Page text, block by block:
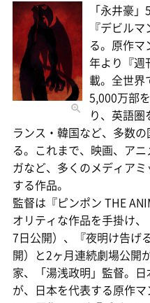
「永井豪
『デビル
る。原作
年より『週
載。全世界
5,000万部
り、英語
ランス・韓国など、多数
る。これまで、映画、ア
ガなど、多くのメディア
する作品。
監督は『ピンポン THE
オリティな作品を手掛け
7日公開）、『夜明け告げ
開）と2ヶ月連続劇場公開
家、「湯浅政明」監督。
が、日本を代表する原作